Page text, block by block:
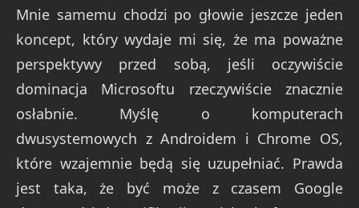
Mnie samemu chodzi po głowie jeszcze jeden
koncept, który wydaje mi się, że ma poważne
perspektywy przed sobą, jeśli oczywiście
dominacja Microsoftu rzeczywiście znacznie
osłabnie. Myślę o komputerach
dwusystemowych z Androidem i Chrome OS,
które wzajemnie będą się uzupełniać. Prawda
jest taka, że być może z czasem Google